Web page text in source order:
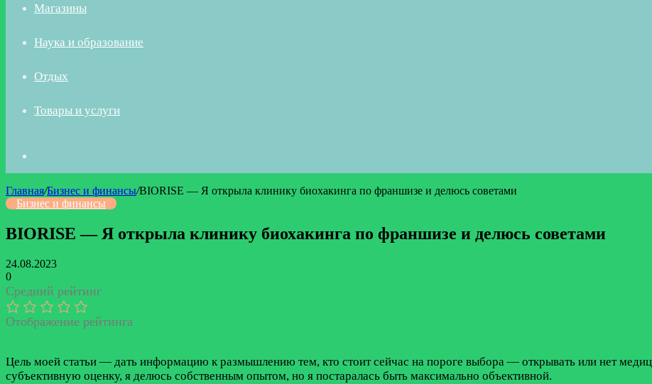
Магазины
Наука и образование
Отдых
Товары и услуги
Главная/Бизнес и финансы/BIORISE — Я открыла клинику биохакинга по франшизе и делюсь советами
Бизнес и финансы
BIORISE — Я открыла клинику биохакинга по франшизе и делюсь советами
24.08.2023
0
Средний рейтинг
Отображение рейтинга
Цель моей статьи — дать информацию к размышлению тем, кто стоит сейчас на пороге выбора — открывать или нет
субъективную оценку, я делюсь собственным опытом, но я постаралась быть максимально объективной.